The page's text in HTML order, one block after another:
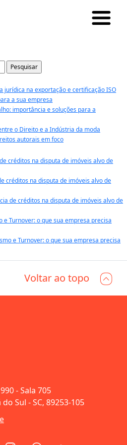
jurídica na exportação e certificação ISO
a sua empresa
importância e soluções para a
o Direito e a Indústria da moda
autorais em foco
créditos na disputa de imóveis alvo de
créditos na disputa de imóveis alvo de
de créditos na disputa de imóveis alvo de
e Turnover: o que sua empresa precisa
e Turnover: o que sua empresa precisa
Voltar ao topo
- Sala 705
Sul - SC, 89253-105